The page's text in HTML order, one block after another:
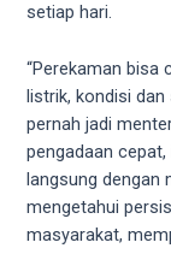
porn
videos
other
websites.
18Tube.tv
setiap hari.
“Perekaman bisa
listrik, kondisi dan
pernah jadi
pengadaan
langsung dengan
mengetahui
masyarakat,